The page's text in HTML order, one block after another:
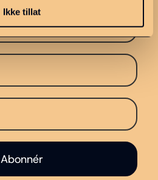
Ikke tillat
Abonnér